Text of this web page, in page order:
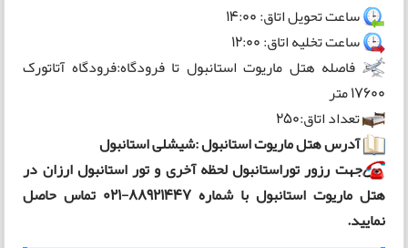
ساعت تحویل اتاق: 14:00
ساعت تخلیه اتاق: 12:00
فاصله هتل ماریوت استانبول تا فرودگاه:فرودگاه آتاتورک
17600 متر
تعداد اتاق:250
آدرس هتل ماریوت استانبول :شیشلی استانبول
جهت رزورتوراستانبول لحظه آخریوتور استانبول ارزان در
هتل ماریوت استانبول
با شماره 88921447-021 تماس حاصل
نمایید.